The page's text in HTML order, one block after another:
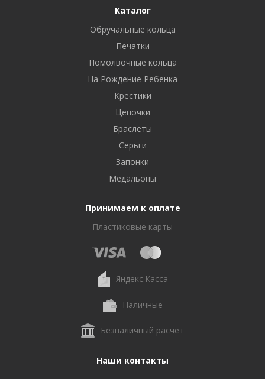
Каталог
Обручальные кольца
Печатки
Помолвочные кольца
На Рождение Ребенка
Крестики
Цепочки
Браслеты
Серьги
Запонки
Медальоны
Принимаем к оплате
Пластиковые карты
Яндекс.Касса
Наличные
Безналичный расчет
Наши контакты